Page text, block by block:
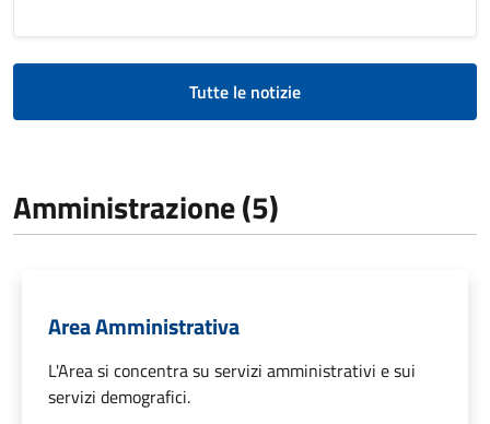
Tutte le notizie
Amministrazione (5)
Area Amministrativa
L'Area si concentra su servizi amministrativi e sui
servizi demografici.